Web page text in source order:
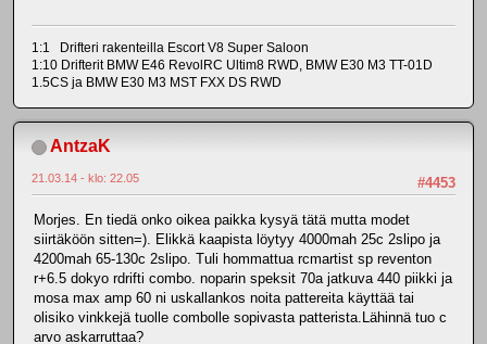
1:1 Drifteri rakenteilla Escort V8 Super Saloon
1:10 Drifterit BMW E46 RevolRC Ultim8 RWD, BMW E30 M3 TT-01D
1.5CS ja BMW E30 M3 MST FXX DS RWD
AntzaK
#4453
21.03.14 - klo: 22.05
Morjes. En tiedä onko oikea paikka kysyä tätä mutta modet
siirtäköön sitten=). Elikkä kaapista löytyy 4000mah 25c 2slipo ja
4200mah 65-130c 2slipo. Tuli hommattua rcmartist sp reventon
r+6.5 dokyo rdrifti combo. noparin speksit 70a jatkuva 440 piikki ja
mosa max amp 60 ni uskallankos noita pattereita käyttää tai
olisiko vinkkejä tuolle combolle sopivasta patterista.Lähinnä tuo c
arvo askarruttaa?